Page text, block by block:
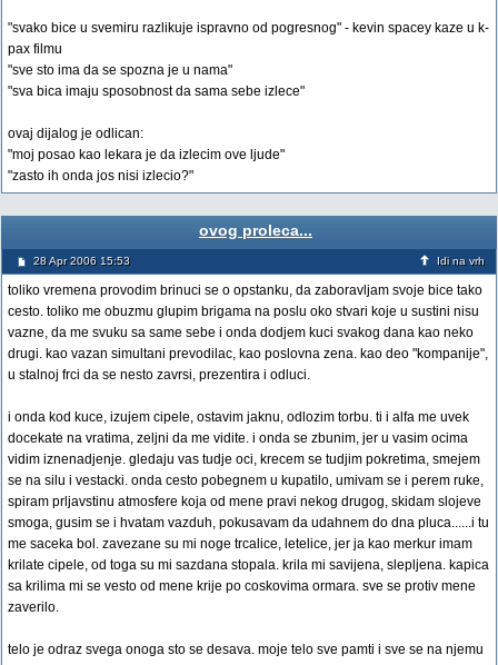
"svako bice u svemiru razlikuje ispravno od pogresnog" - kevin spacey kaze u k-
pax filmu
"sve sto ima da se spozna je u nama"
"sva bica imaju sposobnost da sama sebe izlece"
ovaj dijalog je odlican:
"moj posao kao lekara je da izlecim ove ljude"
"zasto ih onda jos nisi izlecio?"
ovog proleca...
28 Apr 2006 15:53 Idi na vrh
toliko vremena provodim brinuci se o opstanku, da zaboravljam svoje bice tako
cesto. toliko me obuzmu glupim brigama na poslu oko stvari koje u sustini nisu
vazne, da me svuku sa same sebe i onda dodjem kuci svakog dana kao neko
drugi. kao vazan simultani prevodilac, kao poslovna zena. kao deo "kompanije",
u stalnoj frci da se nesto zavrsi, prezentira i odluci.
i onda kod kuce, izujem cipele, ostavim jaknu, odlozim torbu. ti i alfa me uvek
docekate na vratima, zeljni da me vidite. i onda se zbunim, jer u vasim ocima
vidim iznenadjenje. gledaju vas tudje oci, krecem se tudjim pokretima, smejem
se na silu i vestacki. onda cesto pobegnem u kupatilo, umivam se i perem ruke,
spiram prljavstinu atmosfere koja od mene pravi nekog drugog, skidam slojeve
smoga, gusim se i hvatam vazduh, pokusavam da udahnem do dna pluca......i tu
me saceka bol. zavezane su mi noge trcalice, letelice, jer ja kao merkur imam
krilate cipele, od toga su mi sazdana stopala. krila mi savijena, slepljena. kapica
sa krilima mi se vesto od mene krije po coskovima ormara. sve se protiv mene
zaverilo.
telo je odraz svega onoga sto se desava. moje telo sve pamti i sve se na njemu